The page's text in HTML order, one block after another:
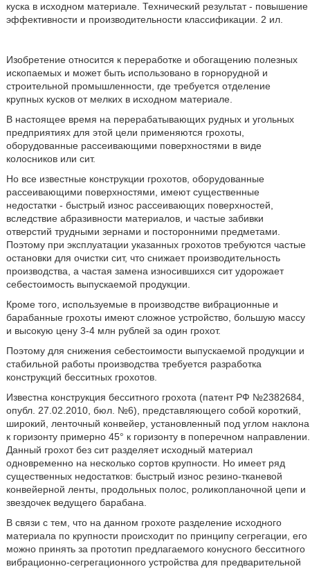
куска в исходном материале. Технический результат - повышение
эффективности и производительности классификации. 2 ил.
Изобретение относится к переработке и обогащению полезных
ископаемых и может быть использовано в горнорудной и
строительной промышленности, где требуется отделение
крупных кусков от мелких в исходном материале.
В настоящее время на перерабатывающих рудных и угольных
предприятиях для этой цели применяются грохоты,
оборудованные рассеивающими поверхностями в виде
колосников или сит.
Но все известные конструкции грохотов, оборудованные
рассеивающими поверхностями, имеют существенные
недостатки - быстрый износ рассеивающих поверхностей,
вследствие абразивности материалов, и частые забивки
отверстий трудными зернами и посторонними предметами.
Поэтому при эксплуатации указанных грохотов требуются частые
остановки для очистки сит, что снижает производительность
производства, а частая замена износившихся сит удорожает
себестоимость выпускаемой продукции.
Кроме того, используемые в производстве вибрационные и
барабанные грохоты имеют сложное устройство, большую массу
и высокую цену 3-4 млн рублей за один грохот.
Поэтому для снижения себестоимости выпускаемой продукции и
стабильной работы производства требуется разработка
конструкций бесситных грохотов.
Известна конструкция бесситного грохота (патент РФ №2382684,
опубл. 27.02.2010, бюл. №6), представляющего собой короткий,
широкий, ленточный конвейер, установленный под углом наклона
к горизонту примерно 45° к горизонту в поперечном направлении.
Данный грохот без сит разделяет исходный материал
одновременно на несколько сортов крупности. Но имеет ряд
существенных недостатков: быстрый износ резино-тканевой
конвейерной ленты, продольных полос, роликопланочной цепи и
звездочек ведущего барабана.
В связи с тем, что на данном грохоте разделение исходного
материала по крупности происходит по принципу сегрегации, его
можно принять за прототип предлагаемого конусного бесситного
вибрационно-сегрегационного устройства для предварительной